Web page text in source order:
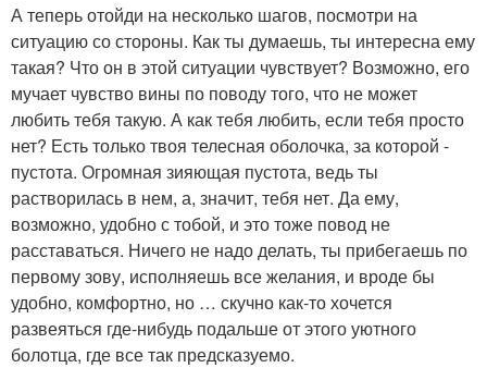
А теперь отойди на несколько шагов, посмотри на
ситуацию со стороны. Как ты думаешь, ты интересна ему
такая? Что он в этой ситуации чувствует? Возможно, его
мучает чувство вины по поводу того, что не может
любить тебя такую. А как тебя любить, если тебя просто
нет? Есть только твоя телесная оболочка, за которой -
пустота. Огромная зияющая пустота, ведь ты
растворилась в нем, а, значит, тебя нет. Да ему,
возможно, удобно с тобой, и это тоже повод не
расставаться. Ничего не надо делать, ты прибегаешь по
первому зову, исполняешь все желания, и вроде бы
удобно, комфортно, но … скучно как-то хочется
развеяться где-нибудь подальше от этого уютного
болотца, где все так предсказуемо.